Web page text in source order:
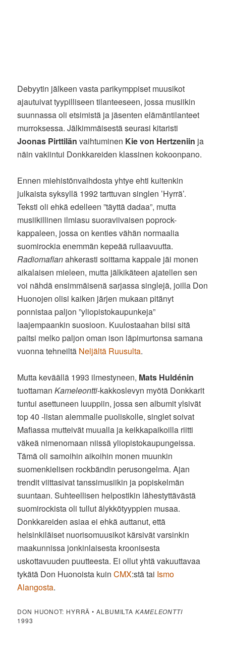
Debyytin jälkeen vasta parikymppiset muusikot
ajautuivat tyypilliseen tilanteeseen, jossa musiikin
suunnassa oli etsimistä ja jäsenten elämäntilanteet
murroksessa. Jälkimmäisestä seurasi kitaristi
Joonas Pirttilän vaihtuminen Kie von Hertzeniin ja
näin vakiintui Donkkareiden klassinen kokoonpano.
Ennen miehistönvaihdosta yhtye ehti kuitenkin
julkaista syksyllä 1992 tarttuvan singlen ’Hyrrä’.
Teksti oli ehkä edelleen ”täyttä dadaa”, mutta
musiikillinen ilmiasu suoraviivaisen poprock-
kappaleen, jossa on kenties vähän normaalia
suomirockia enemmän kepeää rullaavuutta.
Radiomafianahkerasti soittama kappale jäi monen
aikalaisen mieleen, mutta jälkikäteen ajatellen sen
voi nähdä ensimmäisenä sarjassa singlejä, joilla Don
Huonojen olisi kaiken järjen mukaan pitänyt
ponnistaa paljon ”yliopistokaupunkeja”
laajempaankin suosioon. Kuulostaahan biisi sitä
paitsi melko paljon oman ison läpimurtonsa samana
vuonna tehneiltä Neljältä Ruusulta.
Mutta keväällä 1993 ilmestyneen, Mats Huldénin
tuottamanKameleontti-kakkoslevyn myötä Donkkarit
tuntui asettuneen luuppiin, jossa sen albumit ylsivät
top 40 -listan alemmalle puoliskolle, singlet soivat
Mafiassa mutteivät muualla ja keikkapaikoilla riitti
väkeä nimenomaan niissä yliopistokaupungeissa.
Tämä oli samoihin aikoihin monen muunkin
suomenkielisen rockbändin perusongelma. Ajan
trendit viittasivat tanssimusiikin ja popiskelmän
suuntaan. Suhteellisen helpostikin lähestyttävästä
suomirockista oli tullut älykkötyyppien musaa.
Donkkareiden asiaa ei ehkä auttanut, että
helsinkiläiset nuorisomuusikot kärsivät varsinkin
maakunnissa jonkinlaisesta kroonisesta
uskottavuuden puutteesta. Ei ollut yhtä vakuuttavaa
tykätä Don Huonoista kuinCMX:stä tai Ismo
Alangosta.
DON HUONOT: HYRRÄ • ALBUMILTAKAMELEONTTI
1993